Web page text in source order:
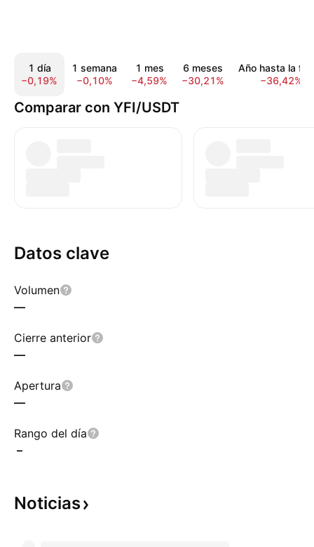
1 día
−0,19%
1 semana
−0,10%
1 mes
−4,59%
6 meses
−30,21%
Año hasta la
−36,42%
Comparar con YFI/USDT
Datos clave
Volumen
—
Cierre anterior
—
Apertura
—
Rango del día
–
Noticias